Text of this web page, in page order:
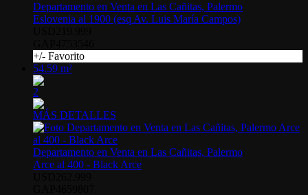
Departamento en Venta en Las Cañitas, Palermo
Eslovenia al 1900 (esq Av. Luis María Campos)
+/- Favorito
54.59 m²
2
MÁS DETALLES
Departamento en Venta en Las Cañitas, Palermo
Arce al 400 - Black Arce